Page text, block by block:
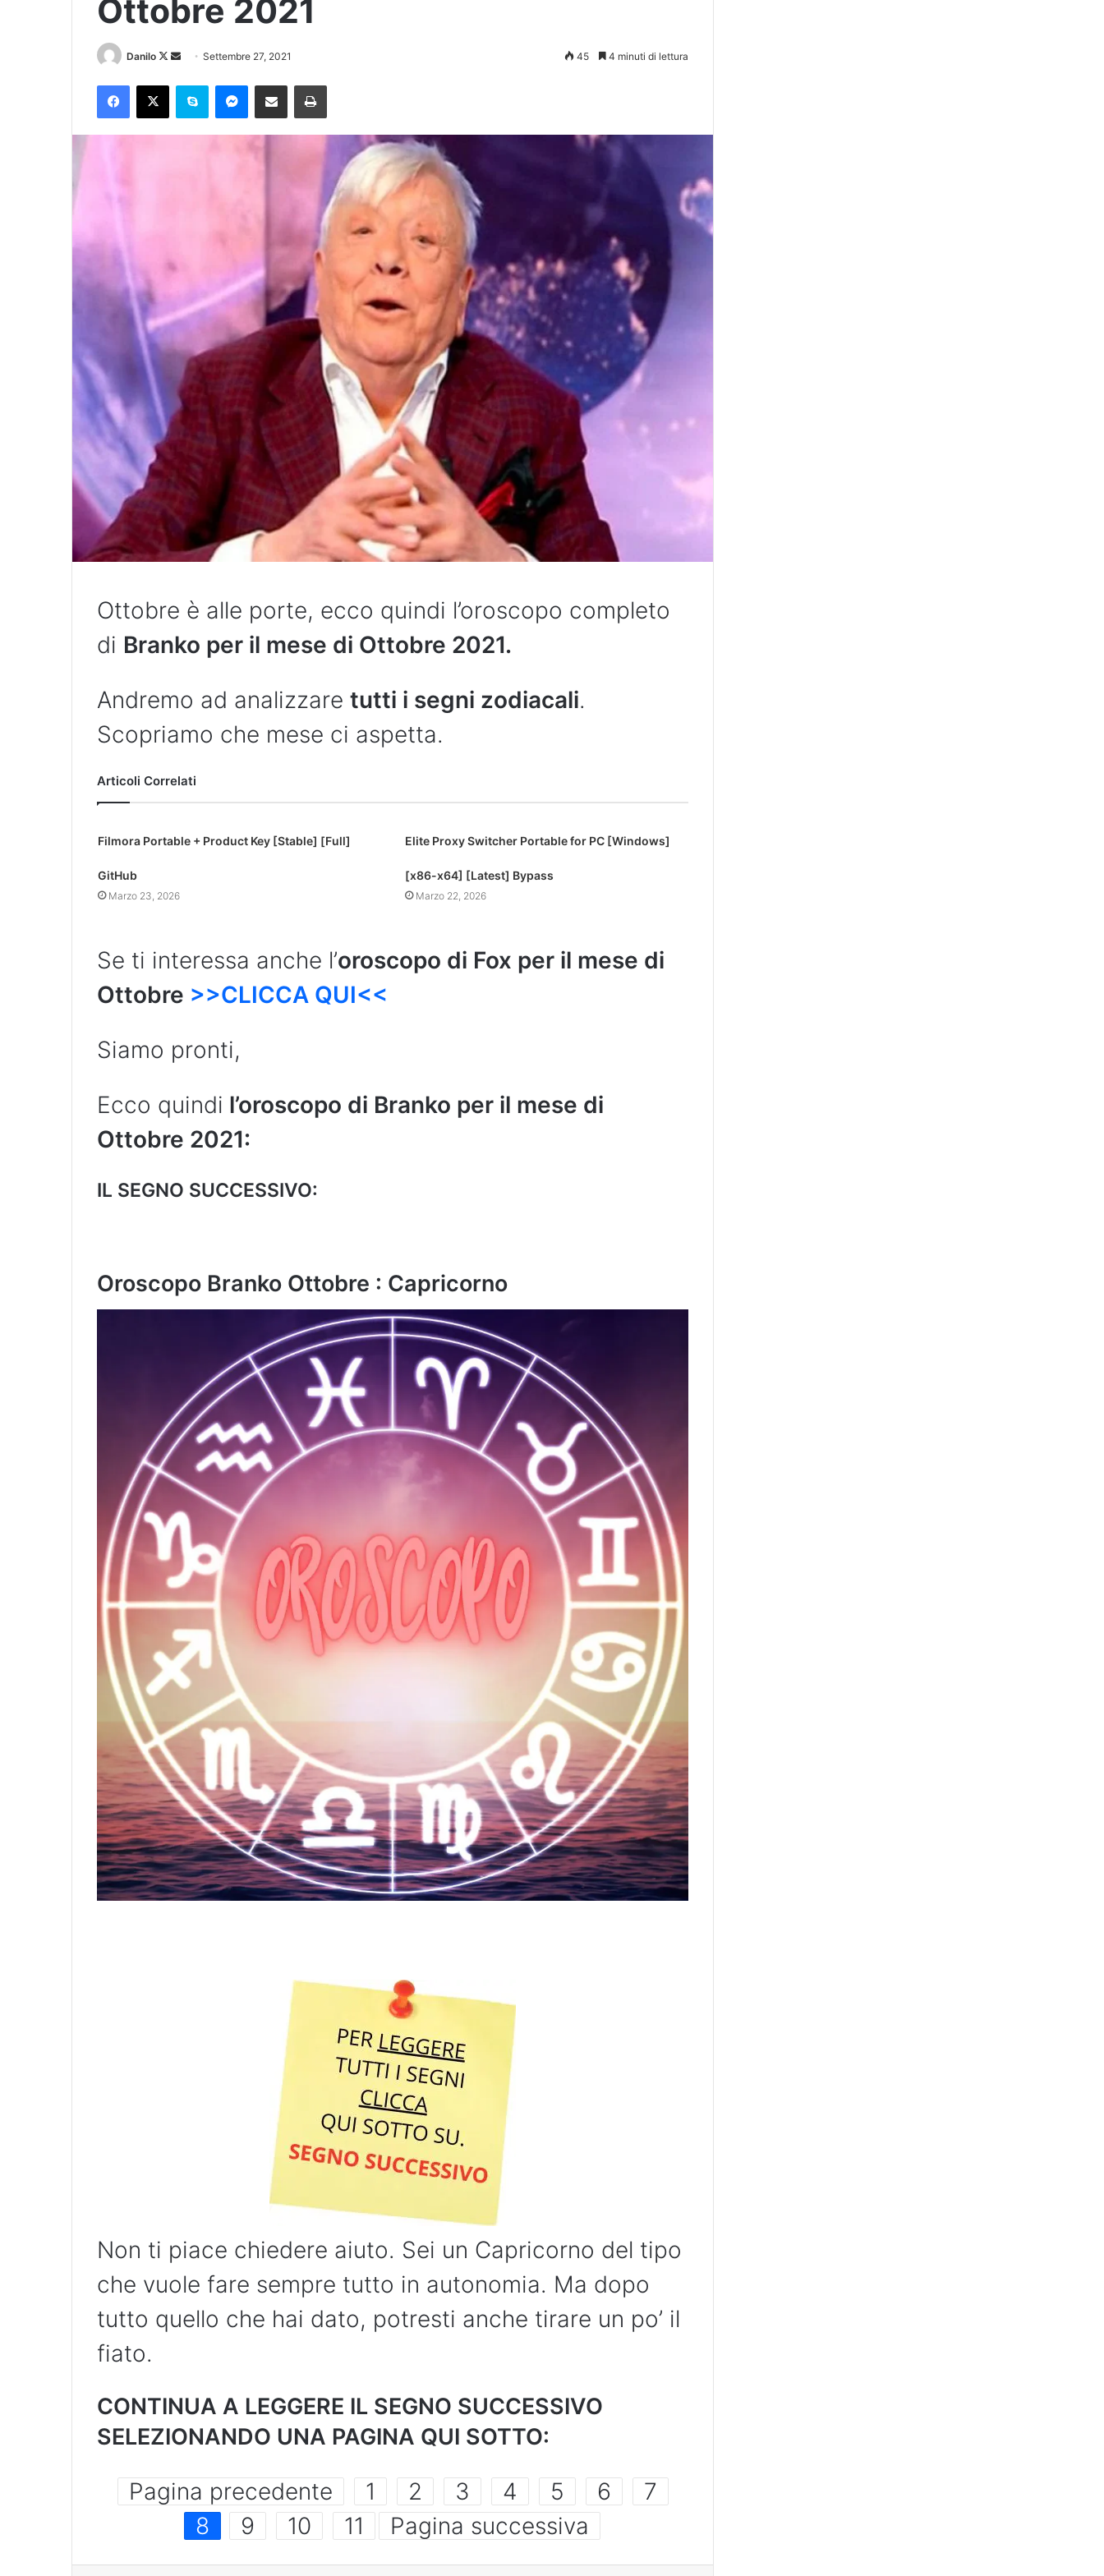
Ottobre 2021
Danilo Settembre 27, 2021 45 4 minuti di lettura
Ottobre è alle porte, ecco quindi l’oroscopo completo
di Branko per il mese di Ottobre 2021.
Andremo ad analizzare tutti i segni zodiacali.
Scopriamo che mese ci aspetta.
Articoli Correlati
Filmora Portable + Product Key [Stable] [Full]
GitHub
Marzo 23, 2026
Elite Proxy Switcher Portable for PC [Windows]
[x86-x64] [Latest] Bypass
Marzo 22, 2026
Se ti interessa anche l’oroscopo di Fox per il mese di
Ottobre >>CLICCA QUI<<
Siamo pronti,
Ecco quindi l’oroscopo di Branko per il mese di
Ottobre 2021:
IL SEGNO SUCCESSIVO:
Oroscopo Branko Ottobre : Capricorno
Non ti piace chiedere aiuto. Sei un Capricorno del tipo
che vuole fare sempre tutto in autonomia. Ma dopo
tutto quello che hai dato, potresti anche tirare un po’ il
fiato.
CONTINUA A LEGGERE IL SEGNO SUCCESSIVO
SELEZIONANDO UNA PAGINA QUI SOTTO:
Pagina precedente 1 2 3 4 5 6
7
8
9 10 11 Pagina successiva